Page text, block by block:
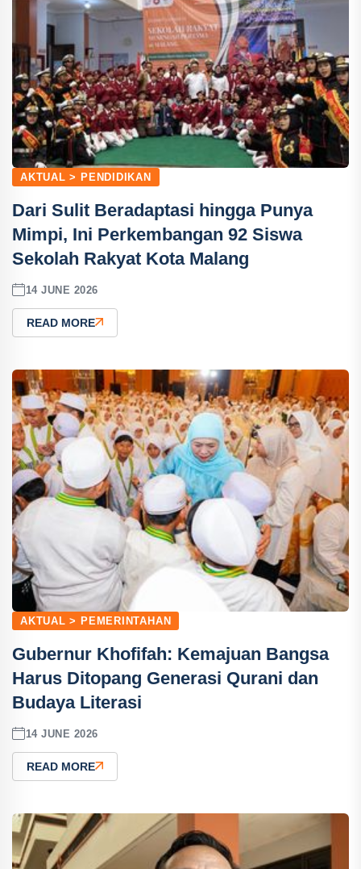
AKTUAL > PENDIDIKAN
Dari Sulit Beradaptasi hingga Punya
Mimpi, Ini Perkembangan 92 Siswa
Sekolah Rakyat Kota Malang
14 JUNE 2026
READ MORE
AKTUAL > PEMERINTAHAN
Gubernur Khofifah: Kemajuan Bangsa
Harus Ditopang Generasi Qurani dan
Budaya Literasi
14 JUNE 2026
READ MORE